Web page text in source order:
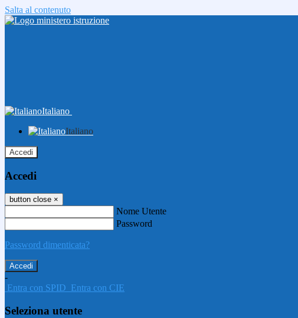
Salta al contenuto
Italiano
Italiano
Accedi
Accedi
button close ×
Nome Utente
Password
Password dimenticata?
-
Entra con SPID Entra con CIE
Seleziona utente